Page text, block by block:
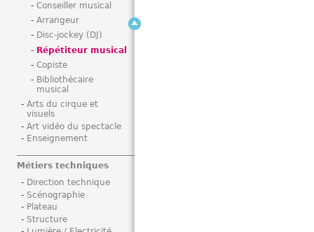
Conseiller musical
Arrangeur
Disc-jockey (DJ)
Répétiteur musical
Copiste
Bibliothécaire
musical
Arts du cirque et
visuels
Art vidéo du spectacle
Enseignement
Métiers techniques
Direction technique
Scénographie
Plateau
Structure